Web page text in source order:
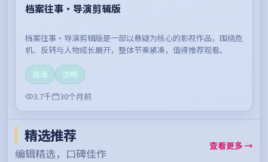
档案往事·导演剪辑版
档案往事·导演剪辑版是一部以悬疑为核心的影视作品，围绕危
机、反转与人物成长展开，整体节奏紧凑，值得推荐观看。
高清
流畅
3.7千
30个月前
精选推荐
编辑精选，口碑佳作
查看更多 →